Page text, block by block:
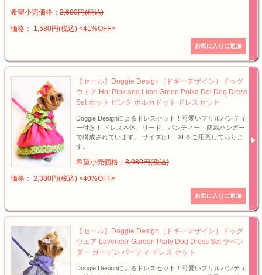
希望小売価格： 2,680円(税込)
価格： 1,580円(税込) <41%OFF>
【セール】Doggie Design（ドギーデザイン）ドッグ
ウェア Hot Pink and Lime Green Polka Dot Dog Dress
Set ホット ピンク ポルカドット ドレスセット
Doggie Designによるドレスセット！可愛いフリルパンティ
ー付き！ ドレス本体、リード、パンティー、簡易ハンガー
で構成されています。 サイズはL、XLをご用意しておりま
す。
希望小売価格： 3,980円(税込)
価格： 2,380円(税込) <40%OFF>
【セール】Doggie Design（ドギーデザイン）ドッグ
ウェア Lavender Garden Party Dog Dress Set ラベン
ダー ガーデン パーティ ドレス セット
Doggie Designによるドレスセット！可愛いフリルパンティ